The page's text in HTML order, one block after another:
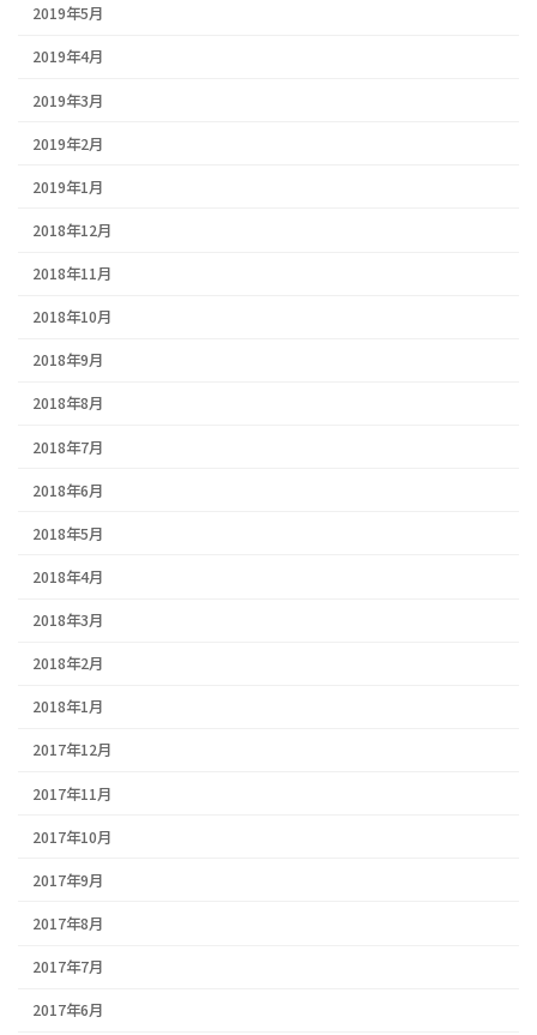
2019年5月
2019年4月
2019年3月
2019年2月
2019年1月
2018年12月
2018年11月
2018年10月
2018年9月
2018年8月
2018年7月
2018年6月
2018年5月
2018年4月
2018年3月
2018年2月
2018年1月
2017年12月
2017年11月
2017年10月
2017年9月
2017年8月
2017年7月
2017年6月